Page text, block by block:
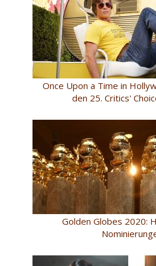
Once Upon a Time in
den 25. Critics'
Golden Globes 2020: